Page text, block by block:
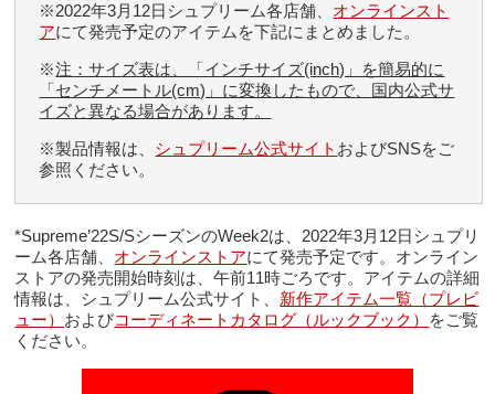
※2022年3月12日シュプリーム各店舗、 オンラインスト
アにて発売予定のアイテムを下記にまとめました。
※注：サイズ表は、「インチサイズ(inch)」を簡易的に
「センチメートル(cm)」に変換したもので、国内公式サ
イズと異なる場合があります。
※製品情報は、 シュプリーム公式サイト およびSNSをご
参照ください。
*Supreme’22S/SシーズンのWeek2は、2022年3月12日シュプリ
ーム各店舗、 オンラインストアにて発売予定です。オンライン
ストアの発売開始時刻は、午前11時ごろです。アイテムの詳細
情報は、シュプリーム公式サイト、 新作アイテム一覧（プレビ
ュー） およびコーディネートカタログ（ルックブック） をご覧
ください。